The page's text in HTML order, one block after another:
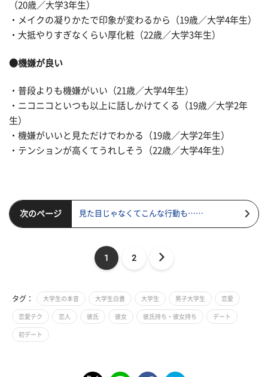
（20歳／大学3年生）
・メイクの凝りかたで印象が変わるから（19歳／大学4年生）
・大抵やりすぎなくらい厚化粧（22歳／大学3年生）
●機嫌が良い
・普段よりも機嫌がいい（21歳／大学4年生）
・ニコニコといつも以上に話しかけてくる（19歳／大学2年
生）
・機嫌がいいと見ただけでわかる（19歳／大学2年生）
・テンションが高くてうれしそう（22歳／大学4年生）
次のページ 見た目じゃなくてこんな行動も……
1 2
タグ： 大学生の本音 大学生白書 大学生 男子大学生 恋愛
恋愛テク 恋人 彼氏 彼女 彼氏持ち・彼女持ち デート
初デート